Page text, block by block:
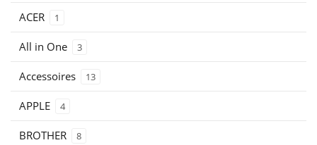
ACER 1
All in One 3
Accessoires 13
APPLE 4
BROTHER 8